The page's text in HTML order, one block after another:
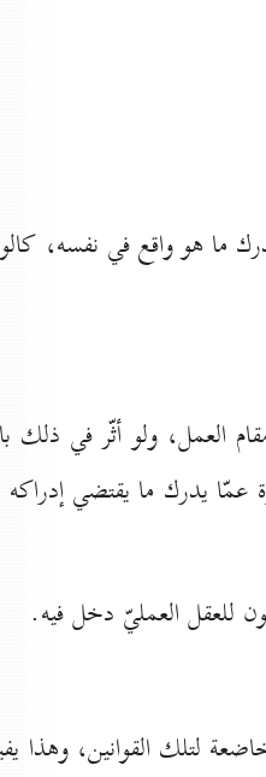
ما هو واقع في نفسه،
العمل، ولو أثّر في ذلك
عمّا يدرك ما يقتضي إدراكه
للعقل العمليّ دخل فيه.
لتلك القوانين، وهذا